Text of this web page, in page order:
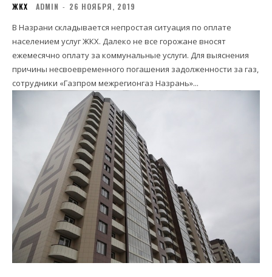
ЖКХ ADMIN - 26 НОЯБРЯ, 2019
В Назрани складывается непростая ситуация по оплате
населением услуг ЖКХ. Далеко не все горожане вносят
ежемесячно оплату за коммунальные услуги. Для выяснения
причины несвоевременного погашения задолженности за газ,
сотрудники «Газпром межрегионгаз Назрань»...